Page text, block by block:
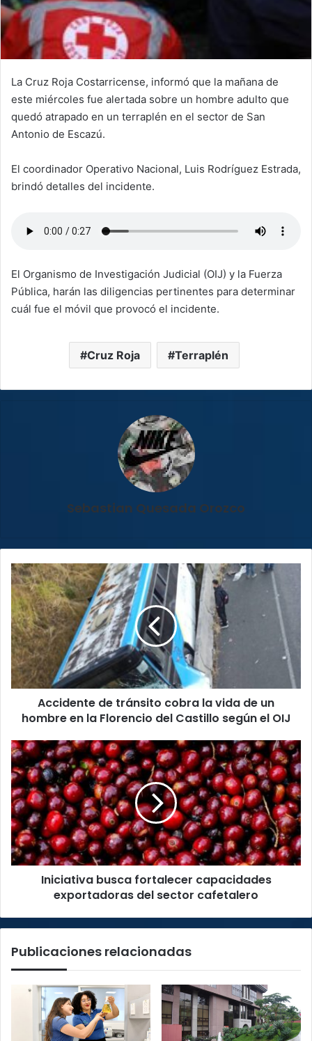
La Cruz Roja Costarricense, informó que la mañana de
este miércoles fue alertada sobre un hombre adulto que
quedó atrapado en un terraplén en el sector de San
Antonio de Escazú.
El coordinador Operativo Nacional, Luis Rodríguez Estrada,
brindó detalles del incidente.
El Organismo de Investigación Judicial (OIJ) y la Fuerza
Pública, harán las diligencias pertinentes para determinar
cuál fue el móvil que provocó el incidente.
Cruz Roja Terraplén
Sebastian Quesada Orozco
Accidente
de
tránsito
cobra
la
vida
de
un
hombre
del
Castillo
según
el
OIJ
Accidente de tránsito cobra la vida de un
hombre en la Florencio del Castillo según el OIJ
Iniciativa
busca
fortalecer
capacidades
exportadoras
del
sector
cafetalero
Iniciativa busca fortalecer capacidades
exportadoras del sector cafetalero
Publicaciones relacionadas